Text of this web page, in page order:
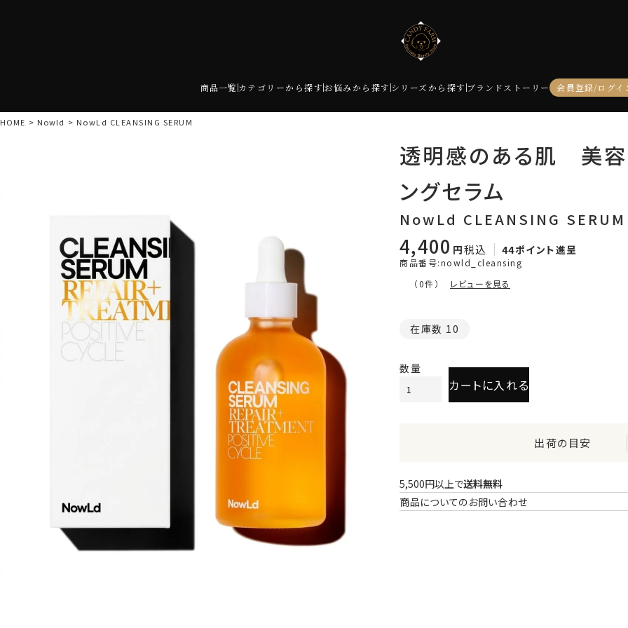
商品一覧 カテゴリーから探すお悩みから探す シリーズから探す ブランドストーリー 会員登録/ログイ
HOME Nowld NowLd CLEANSING SERUM
透明感のある肌 美容
ングセラム
NowLd CLEANSING SERUM
4,400 税込 44ポイント進呈
商品番号 nowld_cleansing
（0件）
レビューを見る
在庫数 10
カートに入れる
出荷の目安
5,500円以上で送料無料
商品についてのお問い合わせ